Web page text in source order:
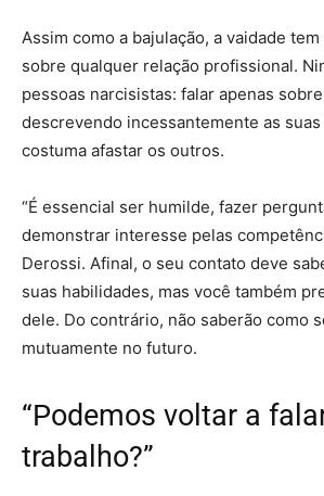
Assim como a bajulação, a vaidade
sobre qualquer relação profissional.
pessoas narcisistas: falar apenas
descrevendo incessantemente as
costuma afastar os outros.
“É essencial ser humilde, fazer
demonstrar interesse pelas
Derossi. Afinal, o seu contato deve
suas habilidades, mas você também
dele. Do contrário, não saberão como
mutuamente no futuro.
“Podemos voltar a
trabalho?”